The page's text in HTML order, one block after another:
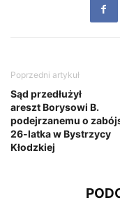
Poprzedni artykuł
Sąd przedłużył
areszt Borysowi B.
podejrzanemu o
26-latka w Bystrzycy
Kłodzkiej